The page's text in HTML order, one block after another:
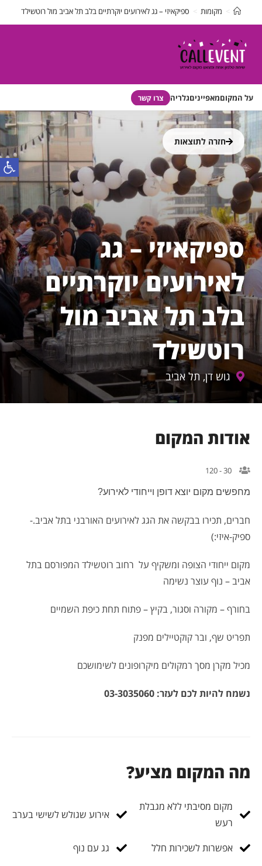
> מקומות > ספיקאיזי – גג לאירועים יוקרתיים בלב תל אביב מול רוטשילד
על המקוםמאפייניםגלריה צרו קשר
חזרה לתוצאות
ספיקאיזי – גג
לאירועים יוקרתיים
בלב תל אביב מול
רוטשילד
גוש דן, תל אביב
אודות המקום
30 - 120
מחפשים מקום יוצא דופן וייחודי לאירוע?
חברים, תכירו בבקשה את הגג לאירועים האורבני בתל אביב.-
ספיק-איזי:)
מקום ייחודי הצופה ומשקיף על רחוב רוטשילד המפורסם בתל
אביב – נוף עוצר נשימה
בחורף – מקורה וסגור, בקיץ – פתוח תחת כיפת השמיים
תפריט שף, ובר קוקטיילים מפנק
מכיל מקרן מסך רמקולים מיקרופונים לשימושכם
נשמח להיות לכם לעזר: 03-3035060
מה המקום מציע?
מקום מסיבתי ללא מגבלת
רעש
אירוע שגולש לשישי בערב
אפשרות לשכירות חלל
גג עם נוף